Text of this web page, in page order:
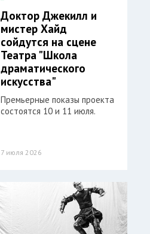
Доктор Джекилл и
мистер Хайд
сойдутся на сцене
Театра "Школа
драматического
искусства"
Премьерные показы проекта
состоятся 10 и 11 июля.
7 июля 2026